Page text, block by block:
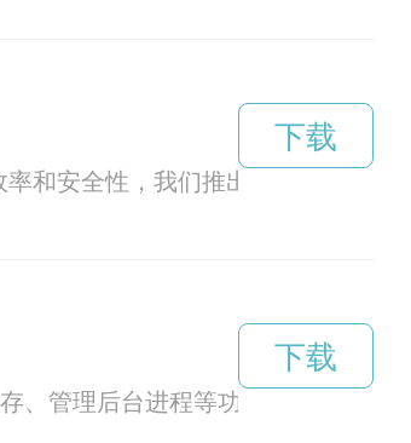
和安全性，我们推出了地铁逃生
下载
、管理后台进程等功能，让手机运
下载